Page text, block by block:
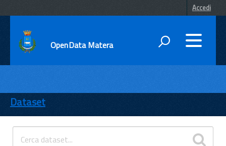
Accedi
OpenData Matera
ENTI
TEMI
INFORMAZIONI
Dataset